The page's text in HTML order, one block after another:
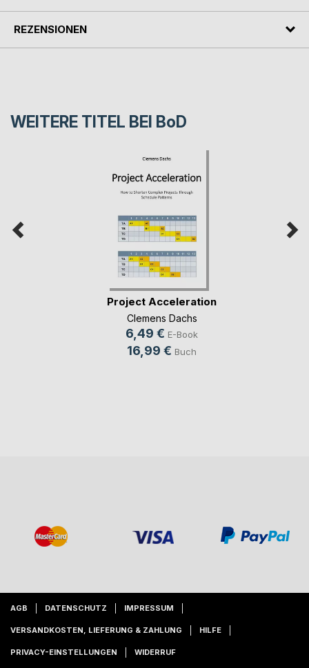
REZENSIONEN
WEITERE TITEL BEI BoD
Project Acceleration
Clemens Dachs
6,49 € E-Book
16,99 € Buch
AGB DATENSCHUTZ IMPRESSUM
VERSANDKOSTEN, LIEFERUNG & ZAHLUNG HILFE
PRIVACY-EINSTELLUNGEN WIDERRUF